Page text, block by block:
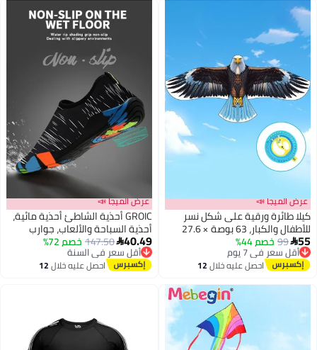
📣
ورقية على شكل نسر
للأطفال والكبار، 63 بوصة × 27.6
ورقية كبيرة للمبتدئين،
ضخمة مع مقبض
بطول 984 قدمًا، طائرة ورقية سهلة
الخارجية والرحلات
خصم 44%
7 يوم
7 يوم
احصل عليه خلال12
اغسطس
عرض الميجا 📣
GROIC أحذية الشاطئ أحذية مائية،
أحذية السباحة والألعاب، جوارب
اليوغا المائية سريعة الجفاف،
رياضية سهلة الارتداء
147.50خصم 72%
أقل سعر في السنة
توصيل مجاني
أقل سعر في السنة
احصل عليه خلال12
اغسطس